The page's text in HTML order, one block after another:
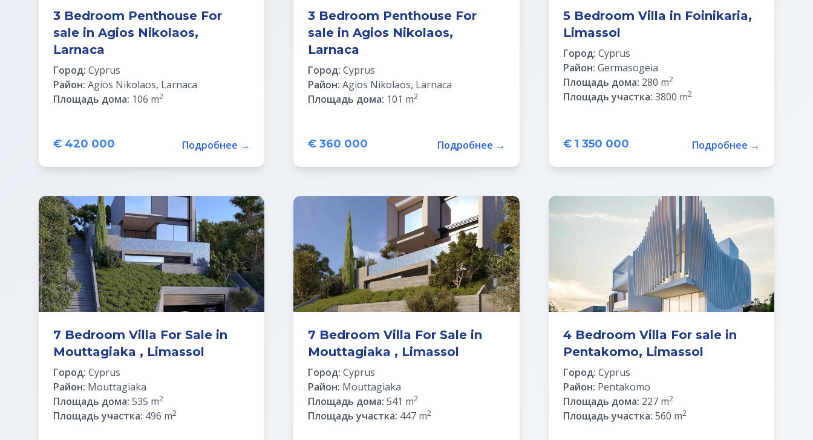
3 Bedroom Penthouse For
sale in Agios Nikolaos,
Larnaca
Город: Cyprus
Район: Agios Nikolaos, Larnaca
Площадь дома: 106 m2
€ 420 000 Подробнее →
3 Bedroom Penthouse For
sale in Agios Nikolaos,
Larnaca
Город: Cyprus
Район: Agios Nikolaos, Larnaca
Площадь дома: 101 m2
€ 360 000 Подробнее →
5 Bedroom Villa in Foinikaria,
Limassol
Город: Cyprus
Район: Germasogeia
Площадь дома: 280 m2
Площадь участка: 3800 m2
€ 1 350 000 Подробнее →
7 Bedroom Villa For Sale in
Mouttagiaka , Limassol
Город: Cyprus
Район: Mouttagiaka
Площадь дома: 535 m2
Площадь участка: 496 m2
7 Bedroom Villa For Sale in
Mouttagiaka , Limassol
Город: Cyprus
Район: Mouttagiaka
Площадь дома: 541 m2
Площадь участка: 447 m2
4 Bedroom Villa For sale in
Pentakomo, Limassol
Город: Cyprus
Район: Pentakomo
Площадь дома: 227 m2
Площадь участка: 560 m2